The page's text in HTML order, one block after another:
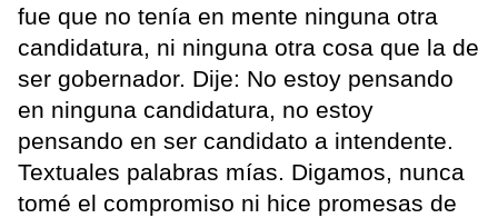
fue que no tenía en mente ninguna otra
candidatura, ni ninguna otra cosa que la de
ser gobernador. Dije: No estoy pensando
en ninguna candidatura, no estoy
pensando en ser candidato a intendente.
Textuales palabras mías. Digamos, nunca
tomé el compromiso ni hice promesas de